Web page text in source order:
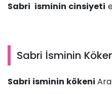
Sabri isminin cinsiyeti
Sabri İsminin
Sabri isminin kökeni